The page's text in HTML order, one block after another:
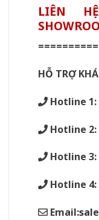
LIÊN
HỖ TRỢ
Hotline 1:
Hotline 2:
Hotline 3:
Hotline 4:
Email: